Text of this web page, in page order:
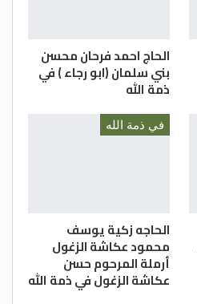
الحاج احمد فرحان محسن
بني سلمان (ابو رجاء ) في
ذمة الله
في ذمة الله
الحاجه زكية يوسف
محمود عكاشة الزغول
أرملة المرحوم حسن
عكاشة الزغول في ذمة الله